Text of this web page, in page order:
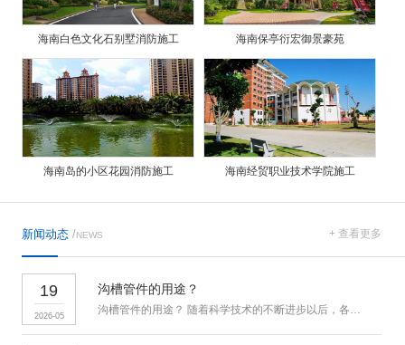
海南白色文化石别墅消防施工 海南保亭衍宏御景豪苑
海南岛的小区花园消防施工 海南经贸职业技术学院施工
新闻动态 /NEWS + 查看更多
19
2026-05
沟槽管件的用途？
沟槽管件的用途？ 随着科学技术的不断进步以后，各行各业也得到了